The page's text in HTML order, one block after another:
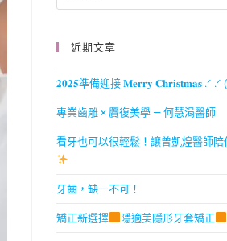
近期文章
𝟐𝟎𝟐𝟓準備迎接 𝐌𝐞𝐫𝐫𝐲 𝐂𝐡𝐫𝐢𝐬𝐭𝐦𝐚𝐬 .ᐟ .ᐟ (
專業齒雕 × 贗復美學 — 何慧涓醫師
看牙也可以很輕鬆！讓曾凱煌醫師
牙齒，缺一不可！
矯正新選擇 隱適美隱形牙套矯正